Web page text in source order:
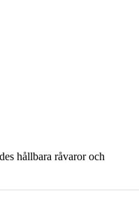
hållbara råvaror och